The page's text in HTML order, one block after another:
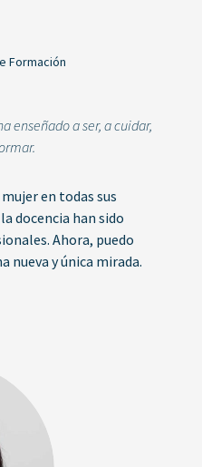
Formación
enseñado a ser, a cuidar,
en todas sus
docencia han sido
Ahora, puedo
nueva y única mirada.